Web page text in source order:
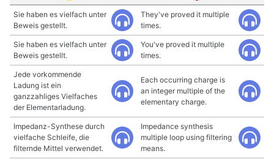
Sie haben es vielfach unter
Beweis gestellt.
They've proved it multiple
times.
Sie haben es vielfach unter
Beweis gestellt.
You've proved it multiple
times.
Jede vorkommende
Ladung ist ein
ganzzahliges Vielfaches
der Elementarladung.
Each occurring charge is
an integer multiple of the
elementary charge.
Impedanz-Synthese durch
vielfache Schleife, die
filternde Mittel verwendet.
Impedance synthesis
multiple loop using filtering
means.